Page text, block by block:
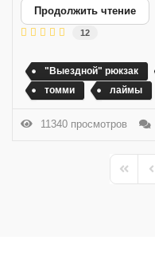
Продолжить чтение
12
"Выездной" рюкзак
томми
лаймы
11340 просмотров
First